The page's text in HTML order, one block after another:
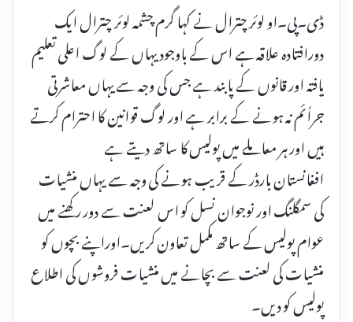
ڈی۔پی۔او لوئر چترال نے کہا گرم چشمہ لوئر چترال ایک
دورافتادہ علاقہ ہے اس کے باوجود یہاں کے لوگ اعلی تعلیم
یافتہ اور قانوں کے پابند ہے جس کی وجہ سے یہاں معاشرتی
جراٰئم نہ ہونے کے برابر ہے اور لوگ قوانین کا احترام کرتے
ہیں اور ہر معاملے میں پولیس کا ساتھ دیتے ہے
افغانستان بارڈر کے قریب ہونے کی وجہ سے یہاں منشیات
کی سمگلنگ اور نوجوان نسل کو اس لعنت سے دور رکھنے میں
عوام پولیس کے ساتھ مکمل تعاون کریں۔اوراپنے بچوں کو
منشیات کی لعنت سے بچانے میں منشیات فروشوں کی اطلاع
پولیس کو دیں۔